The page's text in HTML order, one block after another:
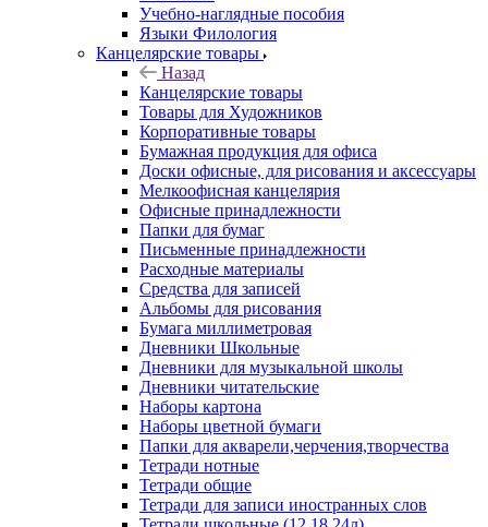
Учебно-наглядные пособия
Языки Филология
Канцелярские товары
Назад
Канцелярские товары
Товары для Художников
Корпоративные товары
Бумажная продукция для офиса
Доски офисные, для рисования и аксессуары
Мелкоофисная канцелярия
Офисные принадлежности
Папки для бумаг
Письменные принадлежности
Расходные материалы
Средства для записей
Альбомы для рисования
Бумага миллиметровая
Дневники Школьные
Дневники для музыкальной школы
Дневники читательские
Наборы картона
Наборы цветной бумаги
Папки для акварели,черчения,творчества
Тетради нотные
Тетради общие
Тетради для записи иностранных слов